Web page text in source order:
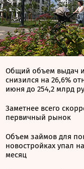
Общий объем выдач
снизился на 26,6%
июня до 254,2 млрд
Заметнее всего
первичный рынок
Объем займов для
новостройках упал
месяц